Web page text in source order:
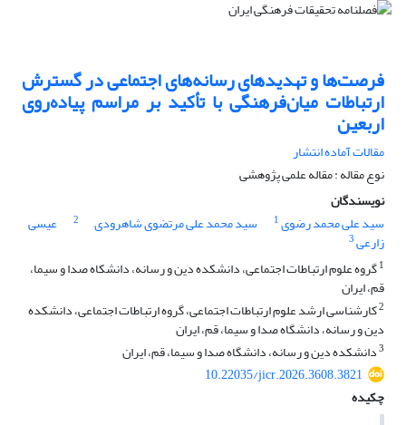
فرصت‌ها و تهدیدهای رسانه‌های اجتماعی در گسترش
ارتباطات میان‌فرهنگی با تأکید بر مراسم پیاده‌روی
اربعین
مقالات آماده انتشار
نوع مقاله : مقاله علمی پژوهشی
نویسندگان
سید علی محمد رضوی1 سید محمد علی مرتضوی شاهرودی 2 عیسی
زارعی3
1گروه علوم ارتباطات اجتماعی، دانشکده دین و رسانه، دانشکاه صدا و سیما،
قم، ایران
2کارشناسی ارشد علوم ارتباطات اجتماعی، گروه ارتباطات اجتماعی، دانشکده
دین و رسانه، دانشگاه صدا و سیما، قم، ایران
3دانشکده دین و رسانه، دانشگاه صدا و سیما، قم، ایران
10.22035/jicr.2026.3608.3821
چکیده